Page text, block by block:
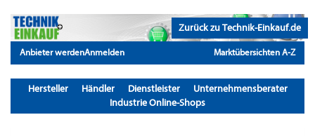
Zurück zu Technik-Einkauf.de
Anbieter werdenAnmelden Marktübersichten A-Z
Hersteller Händler Dienstleister
Unternehmensberater
Industrie Online-Shops